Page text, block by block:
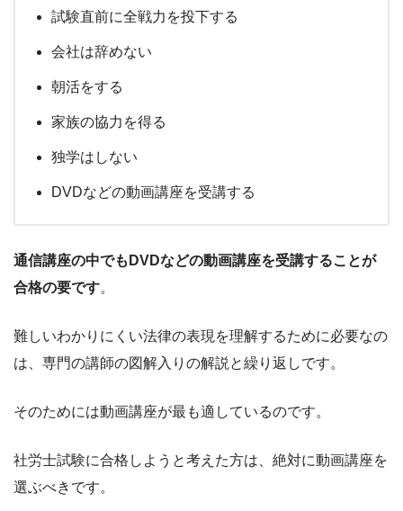
試験直前に全戦力を投下する
会社は辞めない
朝活をする
家族の協力を得る
独学はしない
DVDなどの動画講座を受講する
通信講座の中でもDVDなどの動画講座を受講することが
合格の要です。
難しいわかりにくい法律の表現を理解するために必要なの
は、専門の講師の図解入りの解説と繰り返しです。
そのためには動画講座が最も適しているのです。
社労士試験に合格しようと考えた方は、絶対に動画講座を
選ぶべきです。